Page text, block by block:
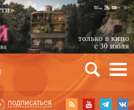
ПОДПИСАТЬСЯ